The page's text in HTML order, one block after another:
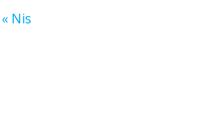
« Nis